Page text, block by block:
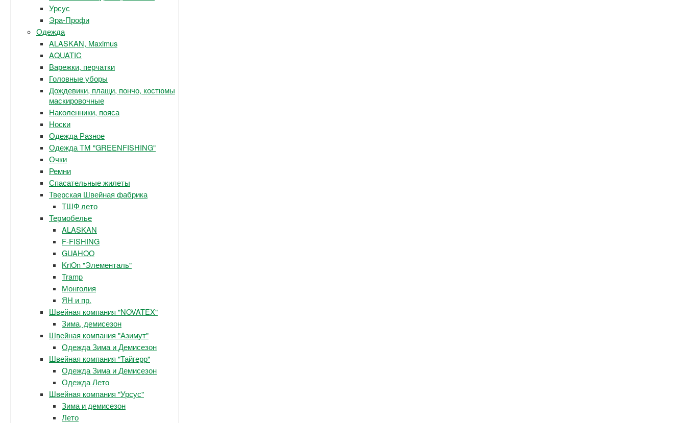
Урсус
Эра-Профи
Одежда
ALASKAN, Maximus
AQUATIC
Варежки, перчатки
Головные уборы
Дождевики, плащи, пончо, костюмы
маскировочные
Наколенники, пояса
Носки
Одежда Разное
Одежда ТМ "GREENFISHING"
Очки
Ремни
Спасательные жилеты
Тверская Швейная фабрика
ТШФ лето
Термобелье
ALASKAN
F-FISHING
GUAHOO
KriOn "Элементаль"
Tramp
Монголия
ЯН и пр.
Швейная компания "NOVATEX"
Зима, демисезон
Швейная компания "Азимут"
Одежда Зима и Демисезон
Швейная компания "Тайгерр"
Одежда Зима и Демисезон
Одежда Лето
Швейная компания "Урсус"
Зима и демисезон
Лето